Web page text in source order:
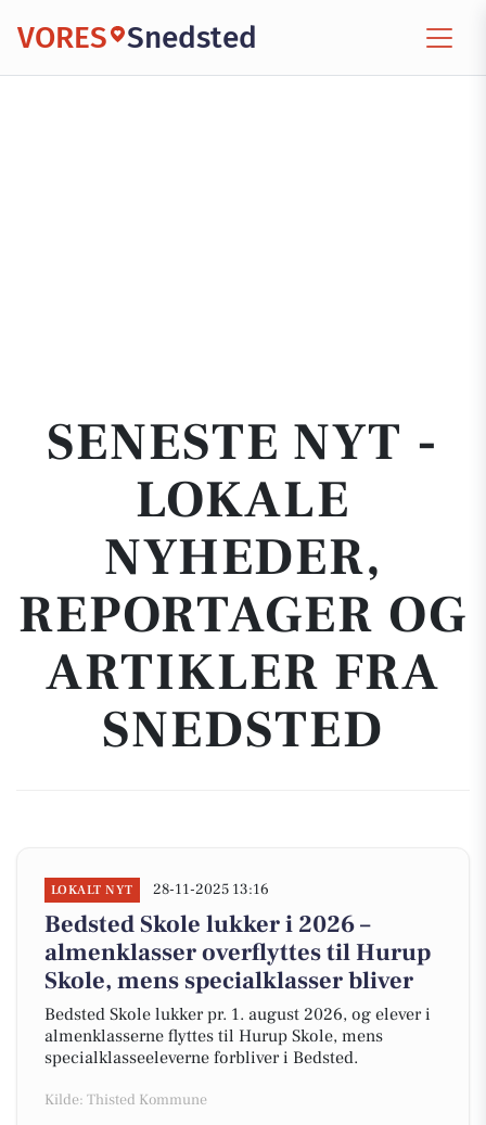
VORES Snedsted
SENESTE NYT -
LOKALE
NYHEDER,
REPORTAGER OG
ARTIKLER FRA
SNEDSTED
LOKALT NYT 28-11-2025 13:16
Bedsted Skole lukker i 2026 –
almenklasser overflyttes til Hurup
Skole, mens specialklasser bliver
Bedsted Skole lukker pr. 1. august 2026, og elever i
almenklasserne flyttes til Hurup Skole, mens
specialklasseeleverne forbliver i Bedsted.
Kilde: Thisted Kommune